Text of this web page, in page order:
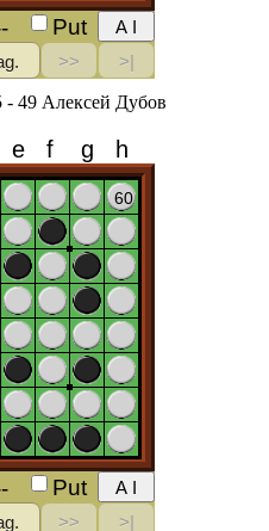
- 49 Алексей Дубов